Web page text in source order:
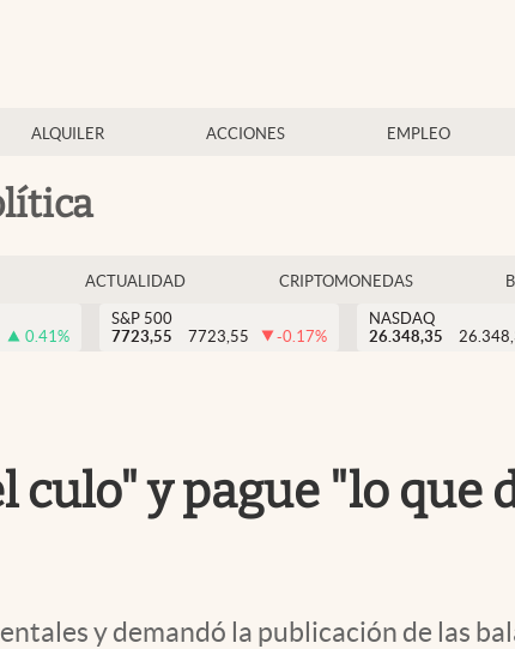
ALQUILER ACCIONES EMPLEO
ACTUALIDAD CRIPTOMONEDAS
0.41%
S&P 500
7723,55
7723,55 -0.17%
NASDAQ
26.348,35
culo" y pague "lo que
y demandó la publicación de las